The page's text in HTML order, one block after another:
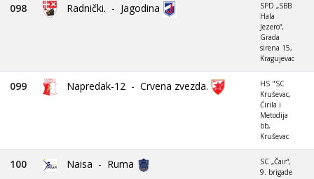
098 Radnički. - Jagodina
SPD „SBB
Hala
Jezero“,
Grada
sirena 15,
Kragujevac
099 Napredak-12 - Crvena zvezda.
HS "SC
Kruševac,
Ćirila i
Metodija
bb,
Kruševac
100 Naisa - Ruma
SC „Čair“,
9. brigade